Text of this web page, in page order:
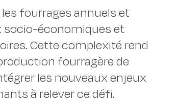
fourrages annuels et
socio-économiques et
Cette complexité rend
fourragère de
les nouveaux enjeux
à relever ce défi.